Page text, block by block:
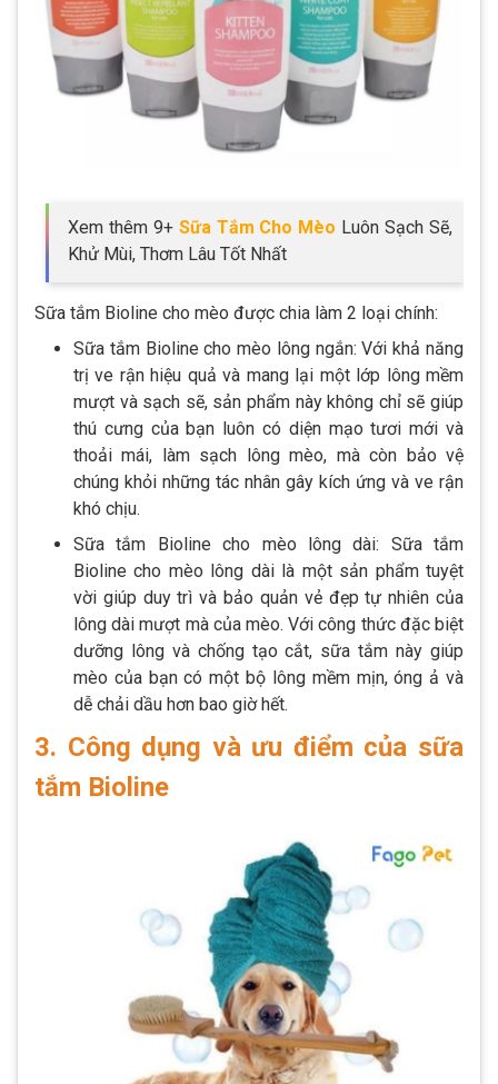
Xem thêm 9+ Sữa Tắm Cho Mèo Luôn Sạch Sẽ,
Khử Mùi, Thơm Lâu Tốt Nhất
Sữa tắm Bioline cho mèo được chia làm 2 loại chính:
Sữa tắm Bioline cho mèo lông ngắn: Với khả năng
trị ve rận hiệu quả và mang lại một lớp lông mềm
mượt và sạch sẽ, sản phẩm này không chỉ sẽ giúp
thú cưng của bạn luôn có diện mạo tươi mới và
thoải mái, làm sạch lông mèo, mà còn bảo vệ
chúng khỏi những tác nhân gây kích ứng và ve rận
khó chịu.
Sữa tắm Bioline cho mèo lông dài: Sữa tắm
Bioline cho mèo lông dài là một sản phẩm tuyệt
vời giúp duy trì và bảo quản vẻ đẹp tự nhiên của
lông dài mượt mà của mèo. Với công thức đặc biệt
dưỡng lông và chống tạo cắt, sữa tắm này giúp
mèo của bạn có một bộ lông mềm mịn, óng ả và
dễ chải dầu hơn bao giờ hết.
3. Công dụng và ưu điểm của sữa
tắm Bioline